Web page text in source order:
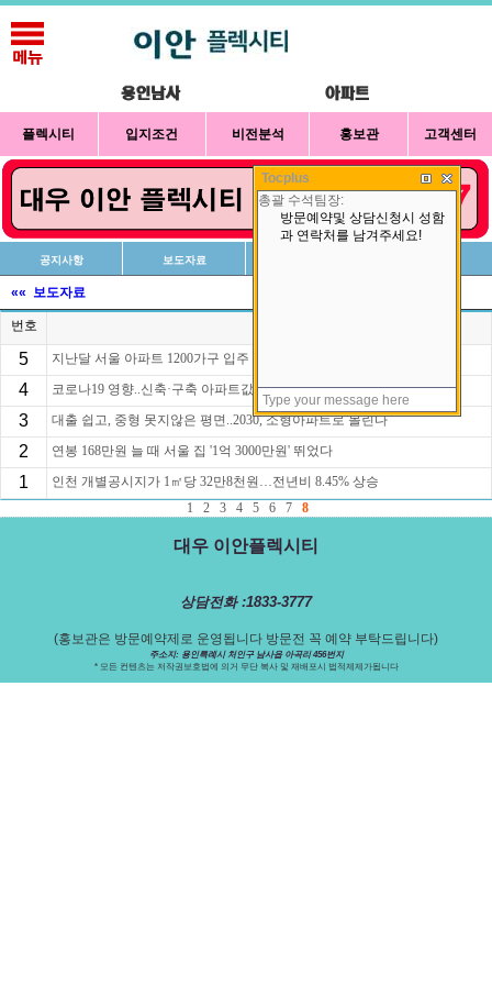
플렉시티 입지조건 비전분석 홍보관 고객센터
공지사항 보도자료
«« 보도자료
번호
5 지난달 서울 아파트 1200가구 입주 "작년의 1/4 수준
4 코로나19 영향..신축·구축 아파트값 격차 2억 육박
3 대출 쉽고, 중형 못지않은 평면..2030, 소형아파트로 몰린다
2 연봉 168만원 늘 때 서울 집 '1억 3000만원' 뛰었다
1
인천 개별공시지가 1㎡당 32만8천원…전년비 8.45% 상승
1
2 3 4 5 6 7 8
대우 이안플렉시티
상담전화 :1833-3777
(홍보관은 방문예약제로 운영됩니다 방문전 꼭 예약 부탁드립니다)
주소지: 용인특례시 처인구 남사읍 아곡리 456번지
* 모든 컨텐츠는 저작권보호법에 의거 무단 복사 및 재배포시 법적제제가됩니다
Tocplus